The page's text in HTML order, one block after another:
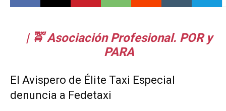
| 🚖 Asociación Profesional. POR y
PARA
El Avispero de Élite Taxi Especial
denuncia a Fedetaxi